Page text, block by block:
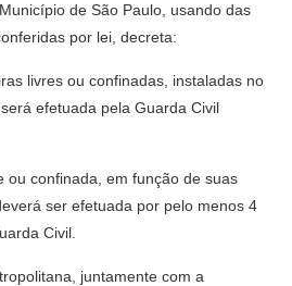
de São Paulo, usando das
por lei, decreta:
livres ou confinadas, instaladas no
efetuada pela Guarda Civil
ou confinada, em função de suas
ser efetuada por pelo menos 4
Civil.
juntamente com a